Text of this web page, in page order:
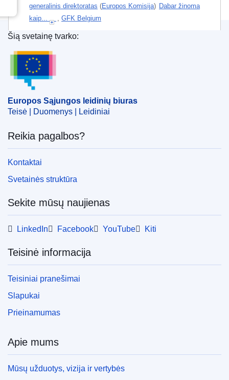
generalinis direktoratas (Europos Komisija) Dabar žinoma
kaip...
GFK Belgium
Asmeniniai autoriai:
Temos:
Informavimo politika
Tema:alkoholinis gėrimas, alkoholis
standartizacija
sveikatos rizika
sveikata,ženklinimas
Released on EU publications website:
spausdinti parengtu formatu (PDF/X). Daugiau
informacijos apie tai, kaip spausdinti savo ES
Europos Sąjungos leidinių biuras
Šią svetainę tvarko:
Europos Sąjungos leidinių biuras
Teisė | Duomenys | Leidiniai
Reikia pagalbos?
Kontaktai
Svetainės struktūra
Sekite mūsų naujienas
LinkedIn Facebook YouTube Kiti
Teisinė informacija
Teisiniai pranešimai
Slapukai
Prieinamumas
Apie mums
Mūsų užduotys, vizija ir vertybės